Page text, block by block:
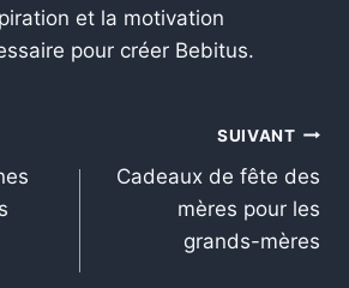
et la motivation
pour créer Bebitus.
SUIVANT
Cadeaux de fête des
mères pour les
grands-mères